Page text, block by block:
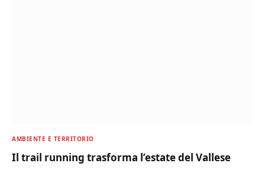
AMBIENTE E TERRITORIO
Il trail running trasforma l’estate del Vallese